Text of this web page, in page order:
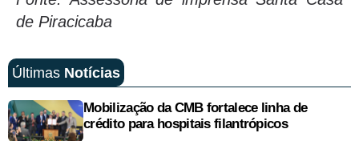
de Piracicaba
Últimas Notícias
Mobilização da CMB fortalece linha de
crédito para hospitais filantrópicos